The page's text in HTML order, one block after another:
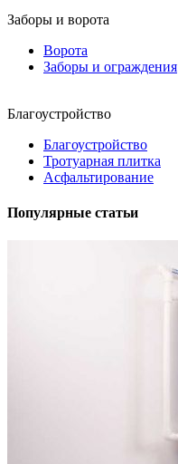
Заборы и ворота
Ворота
Заборы и ограждения
Благоустройство
Благоустройство
Тротуарная плитка
Асфальтирование
Популярные статьи